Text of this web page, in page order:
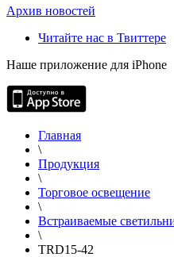
Архив новостей
Читайте нас в Твиттере
Наше приложение для iPhone
Главная
\
Продукция
\
Торговое освещение
\
Встраиваемые
\
TRD15-42